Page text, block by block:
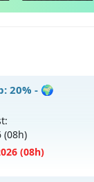
20% - 🌍
(08h)
(08h)